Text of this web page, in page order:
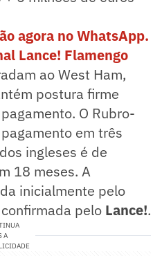
agora no WhatsApp.
Lance! Flamengo
ao West Ham,
postura firme
O Rubro-
em três
ingleses é de
18 meses. A
inicialmente pelo
pelo Lance!.
A